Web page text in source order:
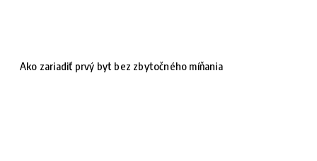
Ako zariadiť prvý byt bez zbytočného míňania